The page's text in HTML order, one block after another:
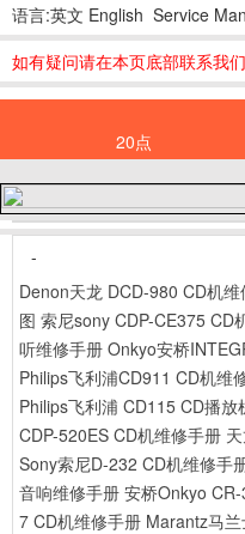
语言:英文 English Service
如有疑问请在本页底部联系我们
20点
-
Denon天龙 DCD-980 CD机维
图 索尼sony CDP-CE375 CD
听维修手册 Onkyo安桥
Philips飞利浦CD911 CD机维
Philips飞利浦 CD115 CD播放
CDP-520ES CD机维修手册
Sony索尼D-232 CD机维修手
音响维修手册 安桥Onkyo
7 CD机维修手册 Marantz马